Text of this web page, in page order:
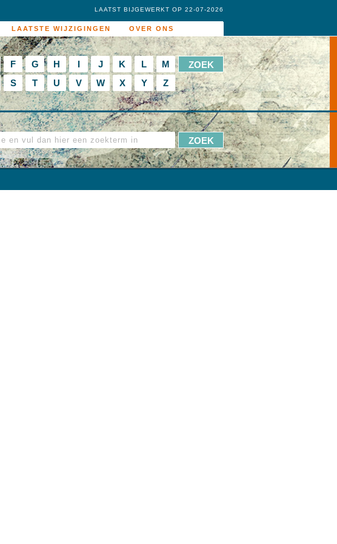
LAATSTE WIJZIGINGEN OVER ONS
LAATST BIJGEWERKT OP 22-07-2026
F G H I J K L
M
S T U V W X Y Z